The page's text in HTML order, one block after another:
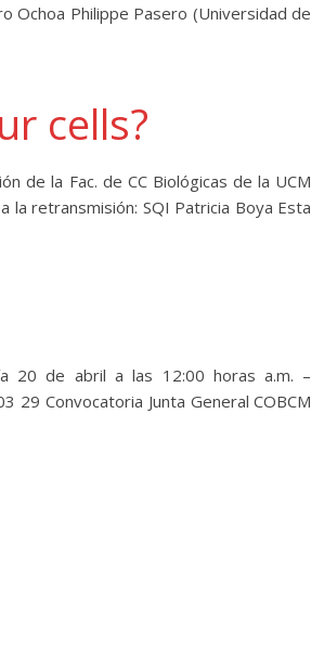
Ochoa Philippe Pasero (Universidad de
cells?
de la Fac. de CC Biológicas de la UCM
la retransmisión: SQI Patricia Boya Esta
20 de abril a las 12:00 horas a.m. –
29 Convocatoria Junta General COBCM